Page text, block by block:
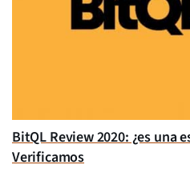
BitQL Review 2020: ¿es una
Verificamos